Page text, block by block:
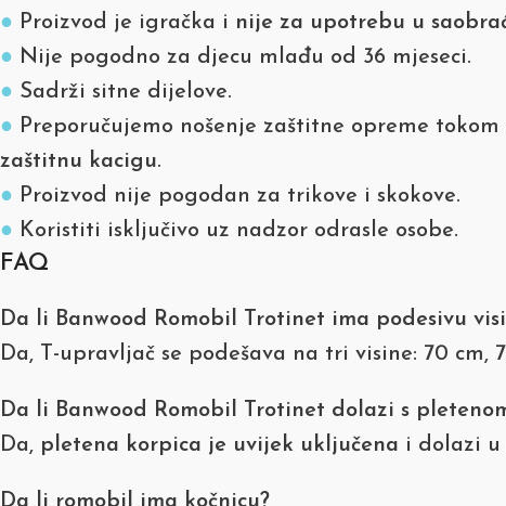
● Proizvod je igračka i nije za upotrebu u
● Nije pogodno za djecu mlađu od 36 mjeseci.
● Sadrži sitne dijelove.
● Preporučujemo nošenje zaštitne opreme
zaštitnu kacigu.
● Proizvod nije pogodan za trikove i skokove.
● Koristiti isključivo uz nadzor odrasle osobe.
FAQ
Da li Banwood Romobil Trotinet ima podesivu
Da, T-upravljač se podešava na tri visine: 70 cm,
Da li Banwood Romobil Trotinet dolazi s
Da, pletena korpica je uvijek uključena i dolazi u
Da li romobil ima kočnicu?